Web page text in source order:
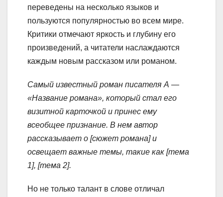
переведены на несколько языков и
пользуются популярностью во всем мире.
Критики отмечают яркость и глубину его
произведений, а читатели наслаждаются
каждым новым рассказом или романом.
Самый известный роман писателя А —
«Название романа», который стал его
визитной карточкой и принес ему
всеобщее признание. В нем автор
рассказывает о [сюжет романа] и
освещает важные темы, такие как [тема
1], [тема 2].
Но не только талант в слове отличал